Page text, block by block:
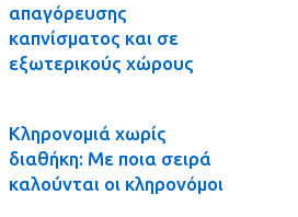
απαγόρευσης
καπνίσματος και σε
εξωτερικούς χώρους
Κληρονομιά χωρίς
διαθήκη: Με ποια σειρά
καλούνται οι κληρονόμοι